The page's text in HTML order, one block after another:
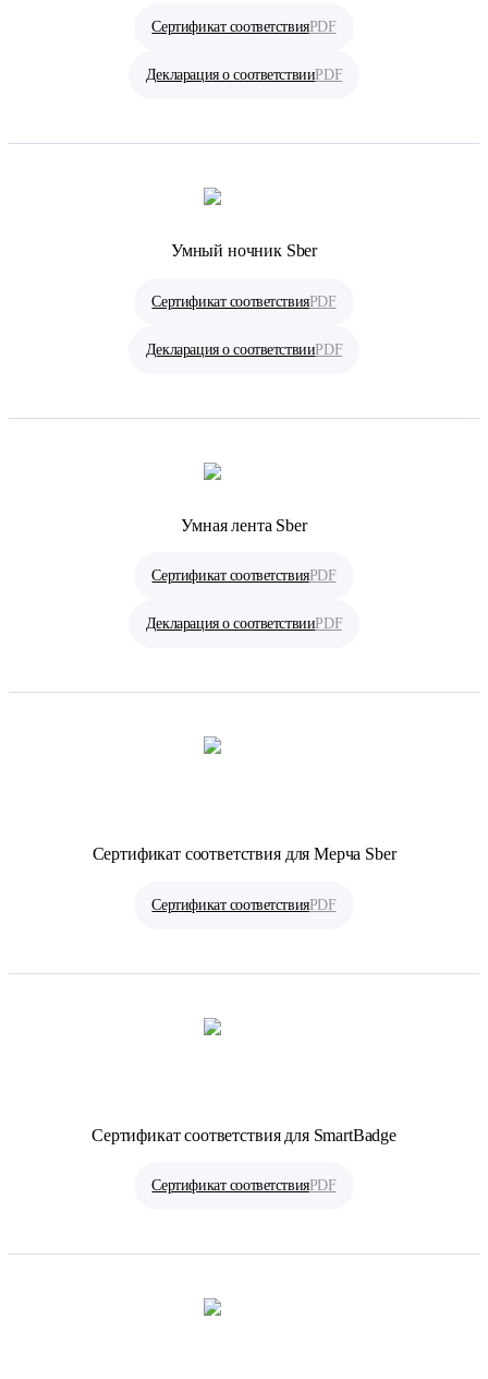
Сертификат соответствияPDF
Декларация о соответствииPDF
Умный ночник Sber
Сертификат соответствияPDF
Декларация о соответствииPDF
Умная лента Sber
Сертификат соответствияPDF
Декларация о соответствииPDF
Сертификат соответствия для Мерча Sber
Сертификат соответствияPDF
Сертификат соответствия для SmartBadge
Сертификат соответствияPDF